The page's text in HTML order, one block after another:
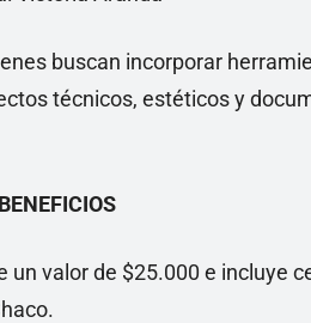
buscan incorporar
técnicos, estéticos y
un valor de $25.000 e incluye